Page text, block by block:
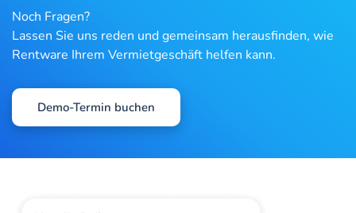
Noch Fragen?
Lassen Sie uns reden und gemeinsam herausfinden, wie
Rentware Ihrem Vermietgeschäft helfen kann.
Demo-Termin buchen